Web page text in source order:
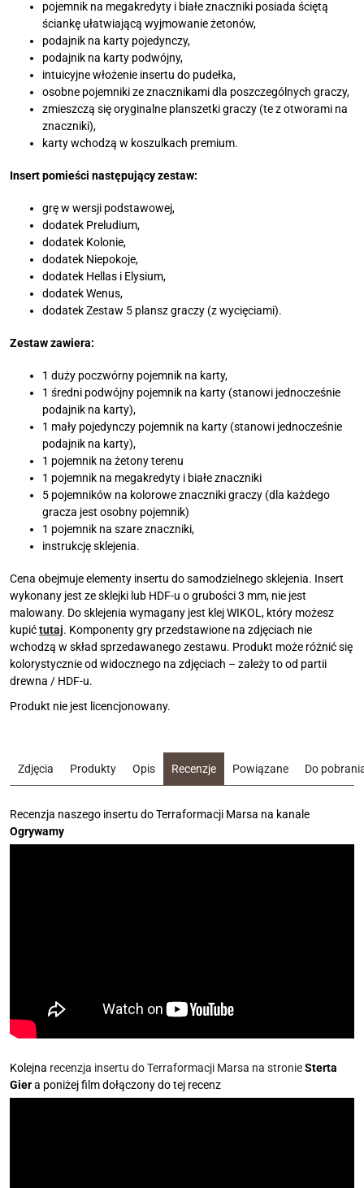
pojemnik na megakredyty i białe znaczniki posiada ściętą
ściankę ułatwiającą wyjmowanie żetonów,
podajnik na karty pojedynczy,
podajnik na karty podwójny,
intuicyjne włożenie insertu do pudełka,
osobne pojemniki ze znacznikami dla poszczególnych graczy,
zmieszczą się oryginalne planszetki graczy (te z otworami na
znaczniki),
karty wchodzą w koszulkach premium.
Insert pomieści następujący zestaw:
grę w wersji podstawowej,
dodatek Preludium,
dodatek Kolonie,
dodatek Niepokoje,
dodatek Hellas i Elysium,
dodatek Wenus,
dodatek Zestaw 5 plansz graczy (z wycięciami).
Zestaw zawiera:
1 duży poczwórny pojemnik na karty,
1 średni podwójny pojemnik na karty (stanowi jednocześnie
podajnik na karty),
1 mały pojedynczy pojemnik na karty (stanowi jednocześnie
podajnik na karty),
1 pojemnik na żetony terenu
1 pojemnik na megakredyty i białe znaczniki
5 pojemników na kolorowe znaczniki graczy (dla każdego
gracza jest osobny pojemnik)
1 pojemnik na szare znaczniki,
instrukcję sklejenia.
Cena obejmuje elementy insertu do samodzielnego sklejenia. Insert
wykonany jest ze sklejki lub HDF-u o grubości 3 mm, nie jest
malowany. Do sklejenia wymagany jest klej WIKOL, który możesz
kupićtutaj. Komponenty gry przedstawione na zdjęciach nie
wchodzą w skład sprzedawanego zestawu. Produkt może różnić się
kolorystycznie od widocznego na zdjęciach – zależy to od partii
drewna / HDF-u.
Produkt nie jest licencjonowany.
Zdjęcia Produkty Opis Recenzje Powiązane Do
Recenzja naszego insertu do Terraformacji Marsa na kanale
Ogrywamy
Kolejna recenzja insertu do Terraformacji Marsa na stronieSterta
Giera poniżej film dołączony do tej recenz